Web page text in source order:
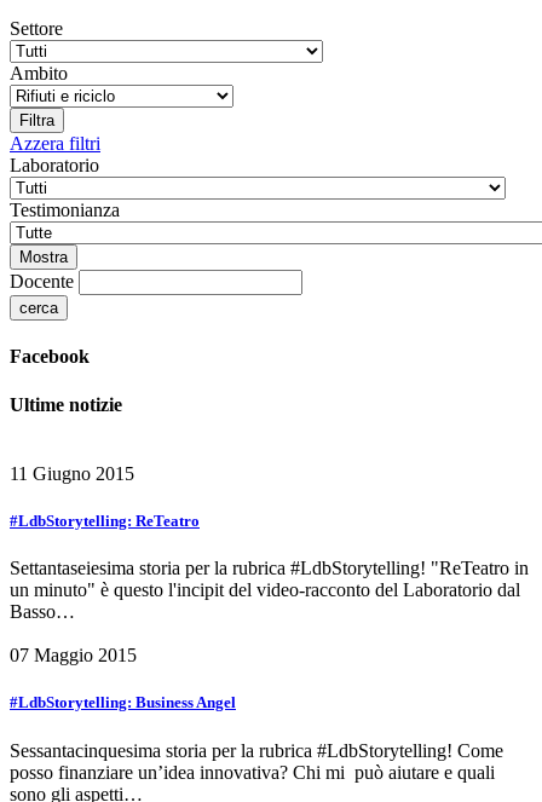
Settore
Ambito
Azzera filtri
Laboratorio
Testimonianza
Docente
Facebook
Ultime notizie
11 Giugno 2015
#LdbStorytelling: ReTeatro
Settantaseiesima storia per la rubrica #LdbStorytelling! "ReTeatro in
un minuto" è questo l'incipit del video-racconto del Laboratorio dal
Basso…
07 Maggio 2015
#LdbStorytelling: Business Angel
Sessantacinquesima storia per la rubrica #LdbStorytelling! Come
posso finanziare un’idea innovativa? Chi mi può aiutare e quali
sono gli aspetti…